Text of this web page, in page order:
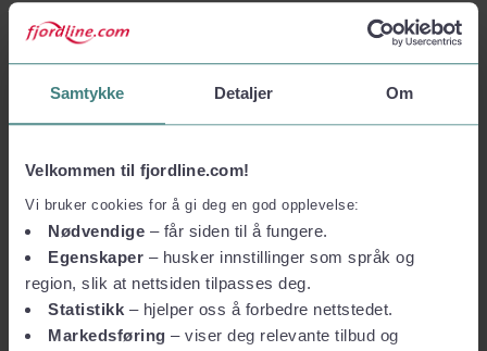
Samtykke Detaljer Om
Velkommen til fjordline.com!
Vi bruker cookies for å gi deg en god opplevelse:
Nødvendige – får siden til å fungere.
Egenskaper – husker innstillinger som språk og
region, slik at nettsiden tilpasses deg.
Statistikk – hjelper oss å forbedre nettstedet.
Markedsføring – viser deg relevante tilbud og